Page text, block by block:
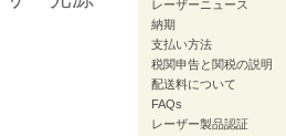
レーザーニュース
納期
支払い方法
税関申告と関税の説明
配送料について
FAQs
レーザー製品認証